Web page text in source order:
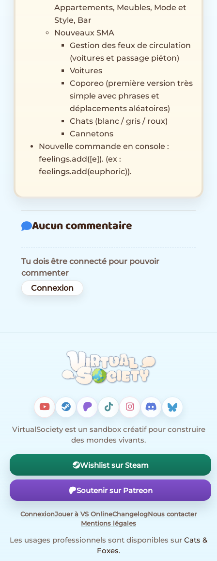
Appartements, Meubles, Mode et
Style, Bar
Nouveaux SMA
Gestion des feux de circulation
(voitures et passage piéton)
Voitures
Coporeo (première version très
simple avec phrases et
déplacements aléatoires)
Chats (blanc / gris / roux)
Cannetons
Nouvelle commande en console :
feelings.add([e]). (ex :
feelings.add(euphoric)).
Aucun commentaire
Tu dois être connecté pour pouvoir
commenter
Connexion
VirtualSociety est un sandbox créatif pour construire
des mondes vivants.
Wishlist sur Steam
Soutenir sur Patreon
ConnexionJouer à VS OnlineChangelogNous contacter
Mentions légales
Les usages professionnels sont disponibles sur Cats &
Foxes.